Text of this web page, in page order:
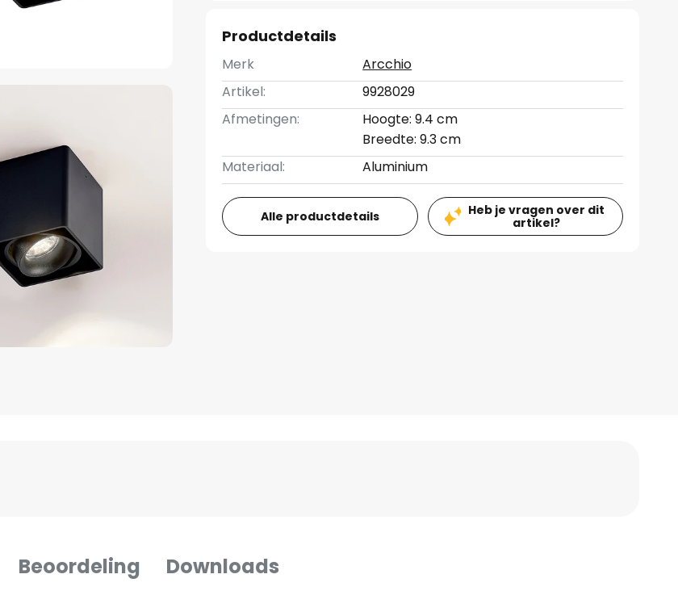
Productdetails
Merk
Arcchio
Artikel:
9928029
Afmetingen:
Hoogte: 9.4 cm
Breedte: 9.3 cm
Materiaal:
Aluminium
Alle productdetails
Heb je vragen over dit
artikel?
Beoordeling Downloads